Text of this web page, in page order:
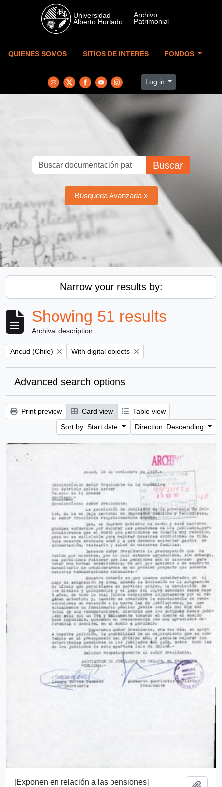
Skip to main content
QUIENES SOMOS SITIOS DE INTERÉS FONDOS
Log in
Buscar
Búsqueda Avanzada »
Narrow your results by:
Showing 51 results
Archival description
Remove filter:
Ancud (Chile) Remove filter:
With digital objects
Advanced search options
Print preview Card view
Table view
Sort by: Start date
Direction: Descending
[Exponen en relación a las pensiones]